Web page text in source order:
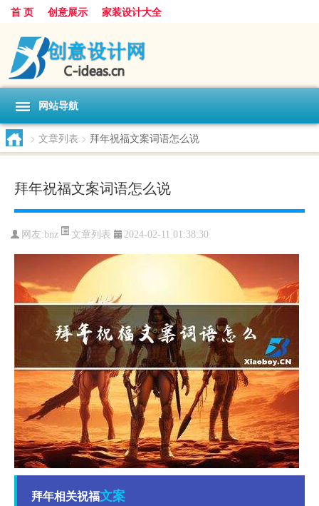
首 页 创意展示 家装设计大全
网站导航
> 文章列表 > 拜年祝福文案词语怎么说
拜年祝福文案词语怎么说
网友:bnz 文章列表 2024-02-11 01:38:30
拜年相关祝福文案